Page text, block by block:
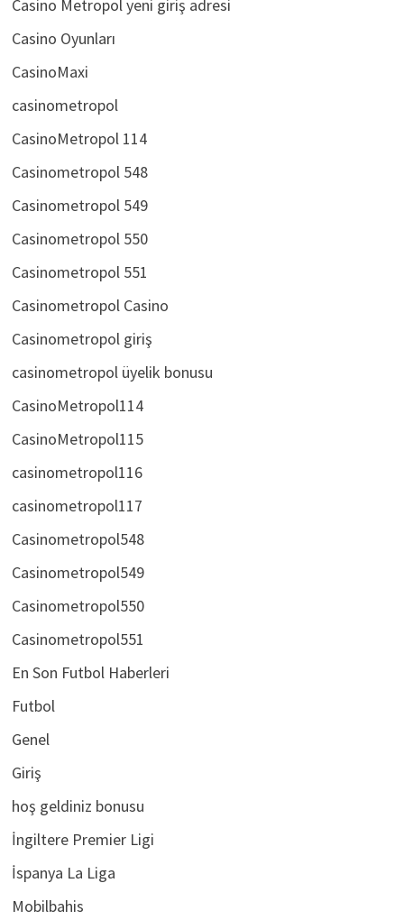
Casino Metropol yeni giriş adresi
Casino Oyunları
casinometropol
CasinoMetropol 114
Casinometropol 548
Casinometropol 549
Casinometropol 550
Casinometropol 551
Casinometropol Casino
Casinometropol giriş
casinometropol üyelik bonusu
CasinoMetropol114
CasinoMetropol115
casinometropol116
casinometropol117
Casinometropol548
Casinometropol549
Casinometropol550
Casinometropol551
Giriş
hoş geldiniz bonusu
İngiltere Premier Ligi
İspanya La Liga